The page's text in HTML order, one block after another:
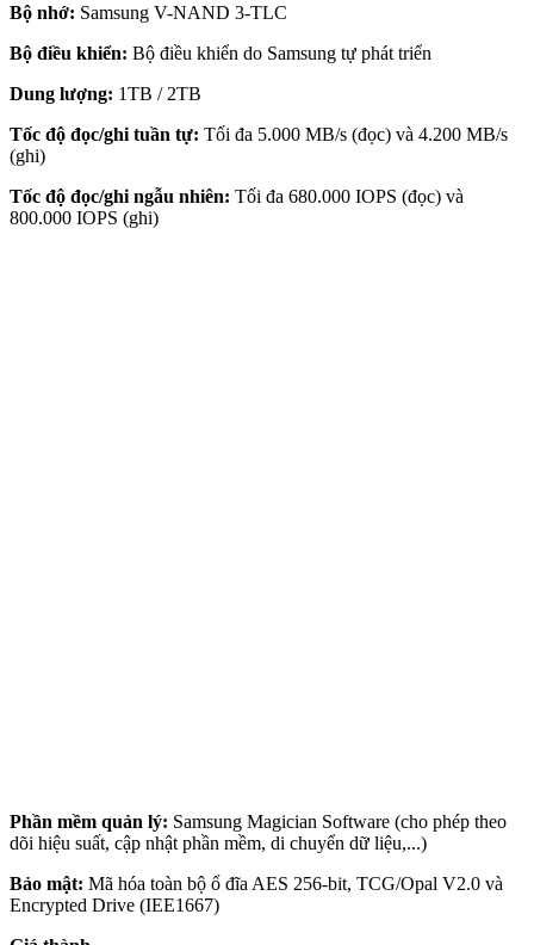
Bộ nhớ: Samsung V-NAND 3-TLC
Bộ điều khiển: Bộ điều khiển do Samsung tự phát triển
Dung lượng: 1TB / 2TB
Tốc độ đọc/ghi tuần tự: Tối đa 5.000 MB/s (đọc) và 4.200 MB/s
(ghi)
Tốc độ đọc/ghi ngẫu nhiên: Tối đa 680.000 IOPS (đọc) và
800.000 IOPS (ghi)
Phần mềm quản lý: Samsung Magician Software (cho phép theo
dõi hiệu suất, cập nhật phần mềm, di chuyển dữ liệu,...)
Bảo mật: Mã hóa toàn bộ ổ đĩa AES 256-bit, TCG/Opal V2.0 và
Encrypted Drive (IEE1667)